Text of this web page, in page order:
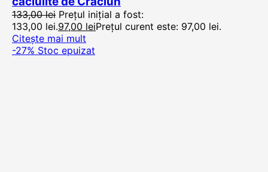
133,00lei Prețul inițial a fost:
133,00 lei.97,00 leiPrețul curent este: 97,00 lei.
Citește mai mult
-27% Stoc epuizat